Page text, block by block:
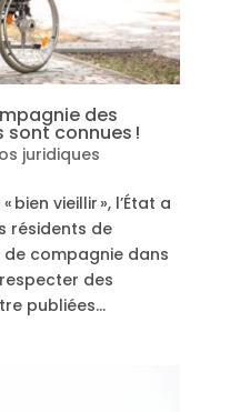
des
sont connues !
juridiques
vieillir », l’État a
résidents de
de compagnie dans
respecter des
publiées…